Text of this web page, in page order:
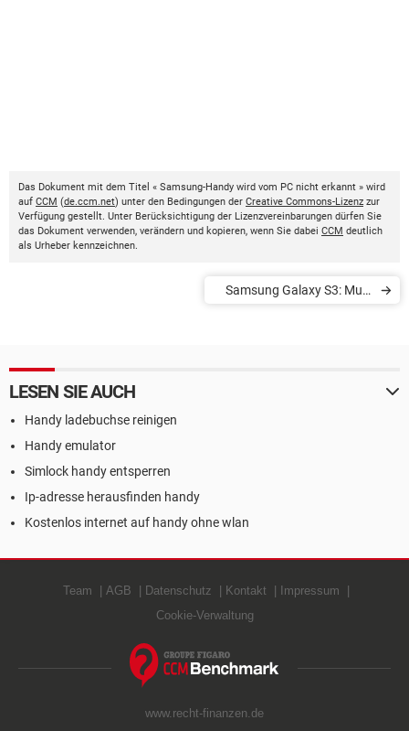
Das Dokument mit dem Titel « Samsung-Handy wird vom PC nicht erkannt » wird
auf CCM (de.ccm.net) unter den Bedingungen der Creative Commons-Lizenz zur
Verfügung gestellt. Unter Berücksichtigung der Lizenzvereinbarungen dürfen Sie
das Dokument verwenden, verändern und kopieren, wenn Sie dabei CCM deutlich
als Urheber kennzeichnen.
Samsung Galaxy S3: Multi
LESEN SIE AUCH
Handy ladebuchse reinigen
Handy emulator
Simlock handy entsperren
Ip-adresse herausfinden handy
Kostenlos internet auf handy ohne wlan
Team AGB Datenschutz Kontakt
Impressum
Cookie-Verwaltung
www.recht-finanzen.de